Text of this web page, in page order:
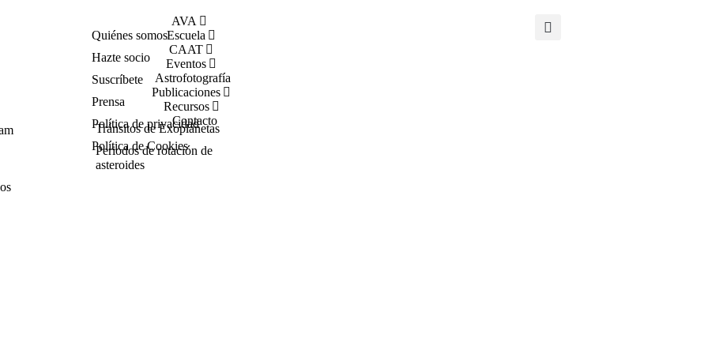
AVA
Quiénes somos
Hazte socio
Suscríbete
Prensa
Política de privacidad
Política de Cookies
Escuela
CAAT
Eventos
Astrofotografía
Publicaciones
Tránsitos de Exoplanetas
Periodos de rotación de
asteroides
Recursos
Contacto